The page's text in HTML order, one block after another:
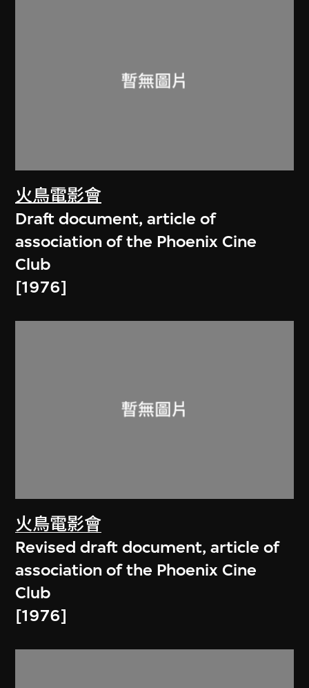
火鳥電影會
Draft document, article of
association of the Phoenix Cine
Club
[1976]
火鳥電影會
Revised draft document, article of
association of the Phoenix Cine
Club
[1976]